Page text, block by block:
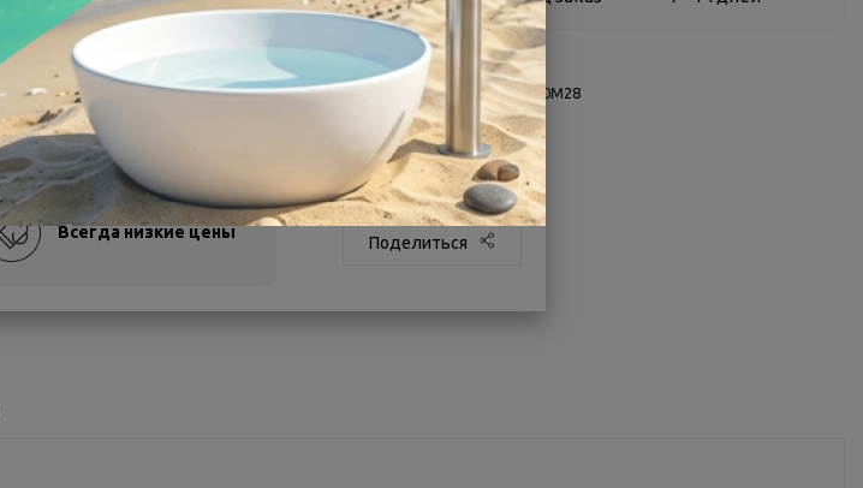
Всегда низкие цены
О товаре
Заводской артикул: 0025500M28
Производитель:
Milardo
Страна: Россия
Другие характеристики
Поделиться